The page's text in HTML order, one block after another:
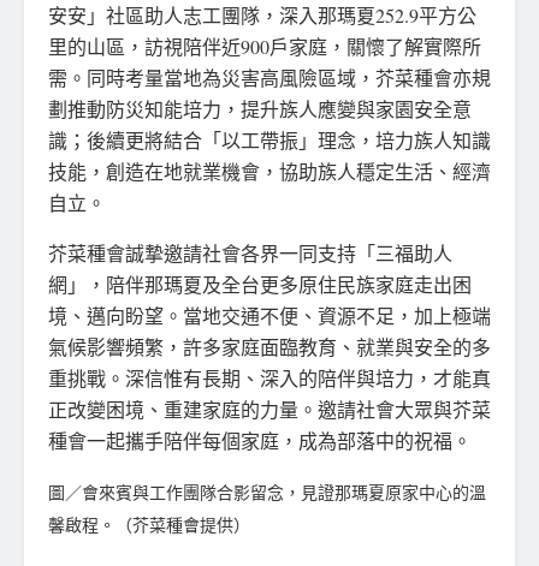
安安」社區助人志工團隊，深入那瑪夏252.9平方公
里的山區，訪視陪伴近900戶家庭，關懷了解實際所
需。同時考量當地為災害高風險區域，芥菜種會亦規
劃推動防災知能培力，提升族人應變與家園安全意
識；後續更將結合「以工帶振」理念，培力族人知識
技能，創造在地就業機會，協助族人穩定生活、經濟
自立。
芥菜種會誠摯邀請社會各界一同支持「三福助人
網」，陪伴那瑪夏及全台更多原住民族家庭走出困
境、邁向盼望。當地交通不便、資源不足，加上極端
氣候影響頻繁，許多家庭面臨教育、就業與安全的多
重挑戰。深信惟有長期、深入的陪伴與培力，才能真
正改變困境、重建家庭的力量。邀請社會大眾與芥菜
種會一起攜手陪伴每個家庭，成為部落中的祝福。
圖／會來賓與工作團隊合影留念，見證那瑪夏原家中心的溫
馨啟程。（芥菜種會提供）